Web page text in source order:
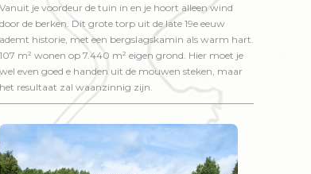
Vanuit je voordeur de tuin in en je hoort alleen wind
door de berken. Dit grote torp uit de late 19e eeuw
ademt historie, met een bergslagskamin als warm hart.
107 m² wonen op 7.440 m² eigen grond. Hier moet je
wel even goed e handen uit de mouwen steken, maar
het resultaat zal waanzinnig zijn.